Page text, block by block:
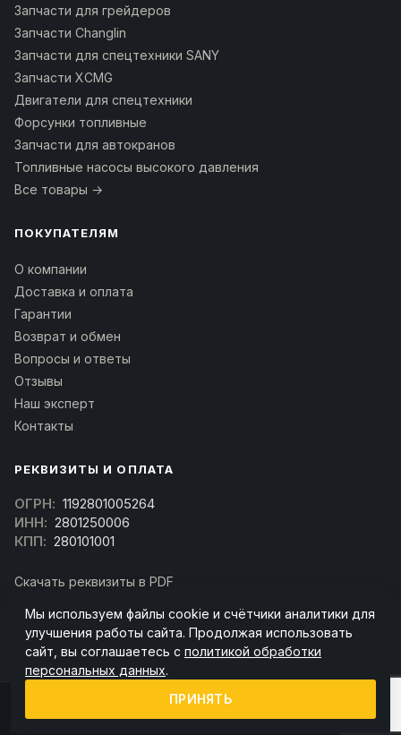
Запчасти для грейдеров
Запчасти Changlin
Запчасти для спецтехники SANY
Запчасти XCMG
Двигатели для спецтехники
Форсунки топливные
Запчасти для автокранов
Топливные насосы высокого давления
Все товары →
ПОКУПАТЕЛЯМ
О компании
Доставка и оплата
Гарантии
Возврат и обмен
Вопросы и ответы
Отзывы
Наш эксперт
Контакты
РЕКВИЗИТЫ И ОПЛАТА
ОГРН: 1192801005264
ИНН: 2801250006
КПП: 280101001
Скачать реквизиты в PDF
(Скачать договор)
Мы используем файлы cookie и счётчики аналитики для
улучшения работы сайта. Продолжая использовать
сайт, вы соглашаетесь с политикой обработки
персональных данных.
ПРИНЯТЬ